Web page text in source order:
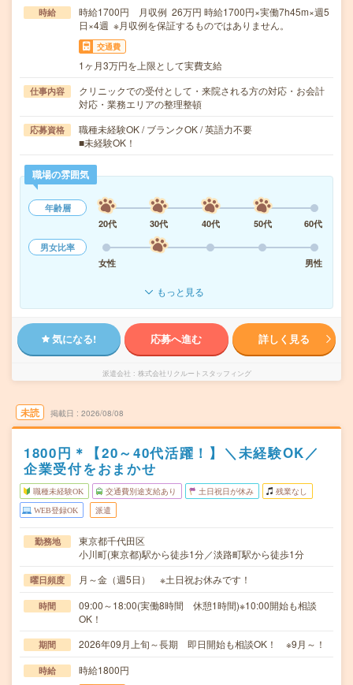
時給
時給1700円 月収例 26万円 時給1700円×実働7h45m×週5
日×4週 ※月収例を保証するものではありません。
交通費
1ヶ月3万円を上限として実費支給
仕事内容
クリニックでの受付として・来院される方の対応・お会計
対応・業務エリアの整理整頓
応募資格
職種未経験OK / ブランクOK / 英語力不要
■未経験OK！
職場の雰囲気
年齢層
20代
30代 40代 50代
60代
男女比率
女性
男性
もっと見る
気になる! 応募へ進む 詳しく見る
派遣会社 株式会社リクルートスタッフィング
未読 掲載日 2026/08/08
1800円＊【20～40代活躍！】＼未経験OK／
企業受付をおまかせ
職種未経験OK 交通費別途支給あり 土日祝日が休み 残業なし
WEB登録OK 派遣
勤務地
東京都千代田区
小川町(東京都)駅から徒歩1分／淡路町駅から徒歩1分
曜日頻度 月～金（週5日） ※土日祝お休みです！
時間
09:00～18:00(実働8時間 休憩1時間)※10:00開始も相談
OK！
期間 2026年09月上旬～長期 即日開始も相談OK！ ※9月～！
時給 時給1800円